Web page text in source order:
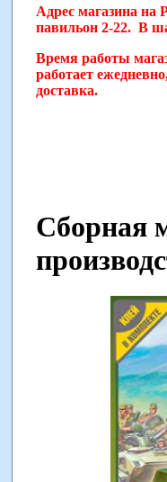
Адрес магазина на
павильон 2-22. В
Время работы
работает
доставка.
Сборная